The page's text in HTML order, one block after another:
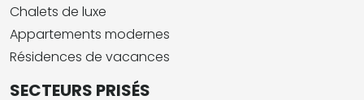
Chalets de luxe
Appartements modernes
Résidences de vacances
SECTEURS PRISÉS